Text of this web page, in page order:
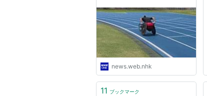
news.web.nhk
11 ブックマーク